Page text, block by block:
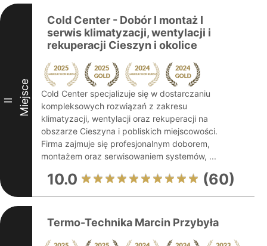
II Miejsce
Cold Center - Dobór I montaż I
serwis klimatyzacji, wentylacji i
rekuperacji Cieszyn i okolice
Cold Center specjalizuje się w dostarczaniu
kompleksowych rozwiązań z zakresu
klimatyzacji, wentylacji oraz rekuperacji na
obszarze Cieszyna i pobliskich miejscowości.
Firma zajmuje się profesjonalnym doborem,
montażem oraz serwisowaniem systemów, ...
10.0 (60)
Termo-Technika Marcin Przybyła